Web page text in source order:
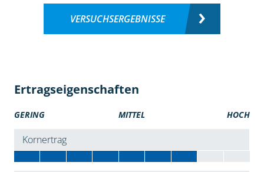
VERSUCHSERGEBNISSE
Ertragseigenschaften
GERING MITTEL HOCH
Kornertrag